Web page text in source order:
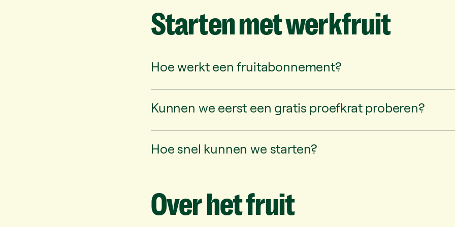
Startenmetwerkfruit
Hoe werkt een fruitabonnement?
Kunnen we eerst een gratis proefkrat proberen?
Hoe snel kunnen we starten?
Overhetfruit